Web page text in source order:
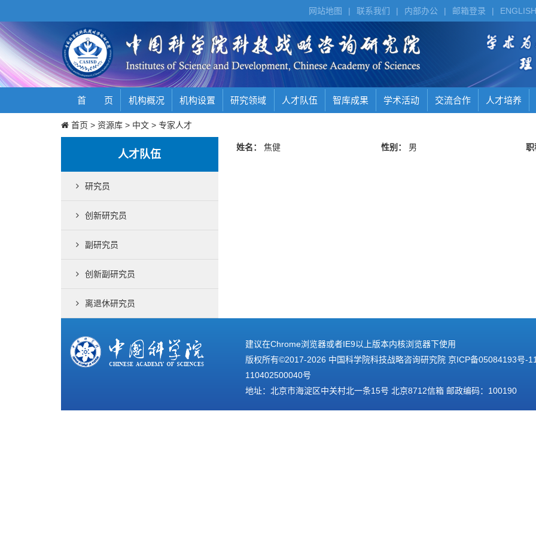
ENGLISH
|
邮箱登录
|
内部办公
|
联系我们
|
网站地图
首 页 机构概况 机构设置 研究领域 人才队伍 智库成果 学术活动 交流合作 人才培养
首页 > 资源库 > 中文 > 专家人才
人才队伍
研究员
创新研究员
副研究员
创新副研究员
离退休研究员
姓名： 焦健 性别： 男 职
建议在Chrome浏览器或者IE9以上版本内核浏览器下使用
版权所有©2017-2026 中国科学院科技战略咨询研究院 京ICP备05084193号-11
110402500040号
地址：北京市海淀区中关村北一条15号 北京8712信箱 邮政编码：100190